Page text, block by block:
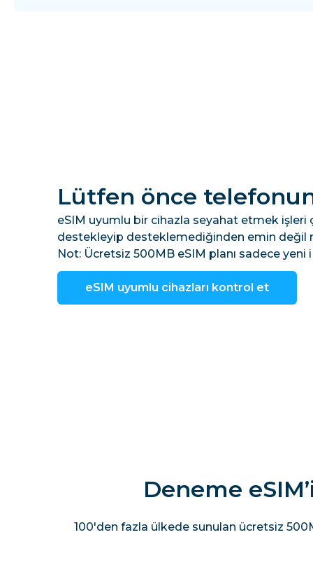
Lütfen önce
eSIM uyumlu bir cihazla seyahat etmek işleri
destekleyip desteklemediğinden emin değil
Not: Ücretsiz 500MB eSIM planı sadece
eSIM uyumlu cihazları kontrol et
Deneme
100'den fazla ülkede sunulan ücretsiz